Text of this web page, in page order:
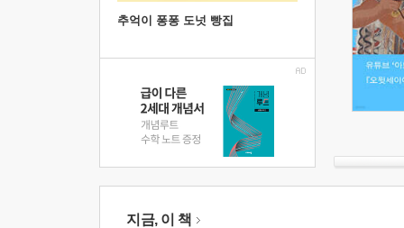
추억이 퐁퐁 도넛 빵집
지금, 이 책